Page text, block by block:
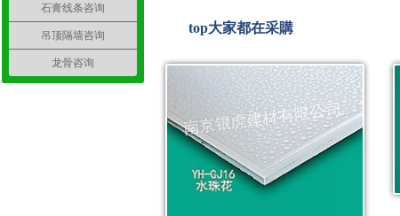
top大家都在采購
石膏线条咨询
吊顶隔墙咨询
龙骨咨询